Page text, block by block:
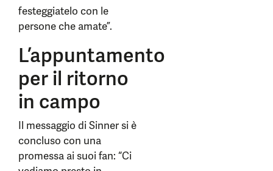
festeggiatelo con le
persone che amate”.
L’appuntamento
per il ritorno
in campo
Il messaggio di Sinner si è
concluso con una
promessa ai suoi fan: “Ci